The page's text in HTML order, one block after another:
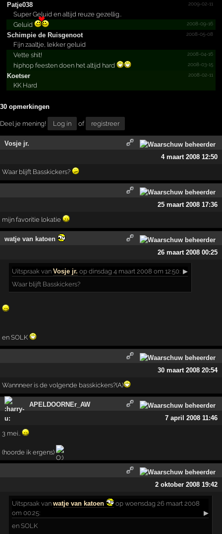
Patje038
2009-02-11
Super Geluid en altijd reuze gezellig..
2008-09-16
Geluid
Schimpie de Ruisgenoot
2008-05-08
Fijn zaaltje, lekker geluid
2008-04-16
Vette shit!
2008-03-15
hiphop feesten doen het altijd hard
Koetser
2008-02-11
KK Hard
30 opmerkingen
Deel je mening! Log in of registreer
Vosje jr.
4 maart 2008 12:50
Waar blijft Basskickers?
25 maart 2008 17:36
mijn favoritie lokatie
watje van katoen
26 maart 2008 00:25
Uitspraak vanVosje jr. op dinsdag 4 maart 2008 om 12:50: ▶
Waar blijft Basskickers?
en SOLK
30 maart 2008 20:54
Wannneer is de volgende basskickers?(A)
APELDOORNEr_AW
7 april 2008 11:46
3 mei..
(hoorde ik ergens)
2 oktober 2008 19:42
Uitspraak vanwatje van katoen
op woensdag 26 maart 2008
om 00:25:
▶
en SOLK